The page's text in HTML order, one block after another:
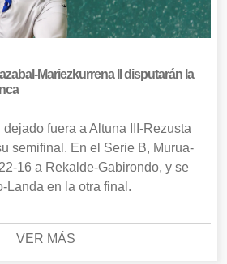
Mariezkurrena II disputarán la
fuera a Altuna III-Rezusta
semifinal. En el Serie B, Murua-
16 a Rekalde-Gabirondo, y se
Landa en la otra final.
VER MÁS